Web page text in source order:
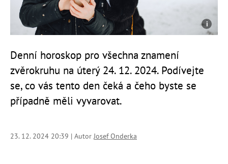
Denní horoskop pro všechna znamení
zvěrokruhu na úterý 24. 12. 2024. Podívejte
se, co vás tento den čeká a čeho byste se
případně měli vyvarovat.
23. 12. 2024 20:39 | AutorJosef Onderka